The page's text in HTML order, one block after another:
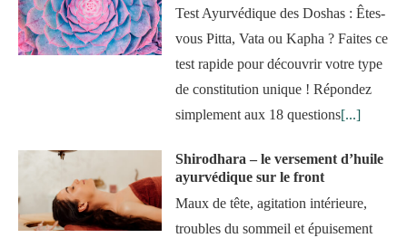
Test Ayurvédique des Doshas : Êtes-
vous Pitta, Vata ou Kapha ? Faites ce
test rapide pour découvrir votre type
de constitution unique ! Répondez
simplement aux 18 questions[...]
Shirodhara – le versement d’huile
ayurvédique sur le front
Maux de tête, agitation intérieure,
troubles du sommeil et épuisement